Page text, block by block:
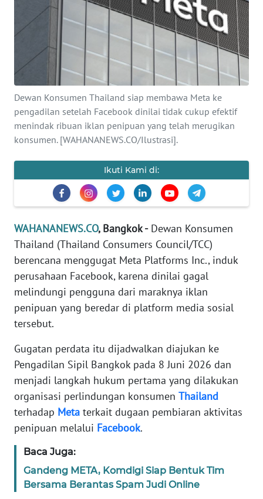
Dewan Konsumen Thailand siap membawa Meta ke
pengadilan setelah Facebook dinilai tidak cukup efektif
menindak ribuan iklan penipuan yang telah merugikan
konsumen. [WAHANANEWS.CO/Ilustrasi].
Ikuti Kami di:
WAHANANEWS.CO, Bangkok -Dewan Konsumen
Thailand (Thailand Consumers Council/TCC)
berencana menggugat Meta Platforms Inc., induk
perusahaan Facebook, karena dinilai gagal
melindungi pengguna dari maraknya iklan
penipuan yang beredar di platform media sosial
tersebut.
Gugatan perdata itu dijadwalkan diajukan ke
Pengadilan Sipil Bangkok pada 8 Juni 2026 dan
menjadi langkah hukum pertama yang dilakukan
organisasi perlindungan konsumen Thailand
terhadap Meta terkait dugaan pembiaran aktivitas
penipuan melalui Facebook.
Baca Juga:
Gandeng META, Komdigi Siap Bentuk Tim
Bersama Berantas Spam Judi Online
INTERNASIONAL
SERBA-SERBI
PENDIDIKAN
OLAHRAGA
OPINI
Informasi
INDEKS
BERITA
KONTAK
KAMI
IKLAN
TENTANG
KAMI
PEDOMAN
MEDIA
SIBER
KARIR